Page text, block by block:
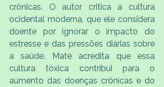
crônicas. O autor critica a cultura
ocidental moderna, que ele considera
doente por ignorar o impacto do
estresse e das pressões diárias sobre
a saúde. Maté acredita que essa
cultura tóxica contribui para o
aumento das doenças crônicas e do